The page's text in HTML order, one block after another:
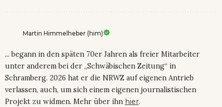
Martin Himmelheber (him)
... begann in den späten 70er Jahren als freier Mitarbeiter
unter anderem bei der „Schwäbischen Zeitung“ in
Schramberg. 2026 hat er die NRWZ auf eigenen Antrieb
verlassen, auch, um sich einem eigenen journalistischen
Projekt zu widmen. Mehr über ihn hier.